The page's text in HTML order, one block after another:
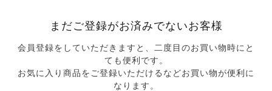
まだご登録がお済みでないお客様
会員登録をしていただきますと、二度目のお買い物時にと
ても便利です。
お気に入り商品をご登録いただけるなどお買い物が便利に
なります。